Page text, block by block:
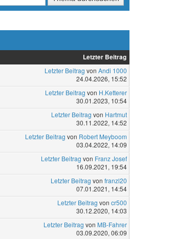
Letzter Beitrag
Letzter Beitrag von Andi 1000
24.04.2026, 15:52
Letzter Beitrag von H.Ketterer
30.01.2023, 10:54
Letzter Beitrag von Hartmut
30.11.2022, 14:52
Letzter Beitrag von Robert Meyboom
03.04.2022, 14:09
Letzter Beitrag von Franz Josef
16.09.2021, 19:54
Letzter Beitrag von franzl20
07.01.2021, 14:54
Letzter Beitrag von cr500
30.12.2020, 14:03
Letzter Beitrag von MB-Fahrer
03.09.2020, 06:09